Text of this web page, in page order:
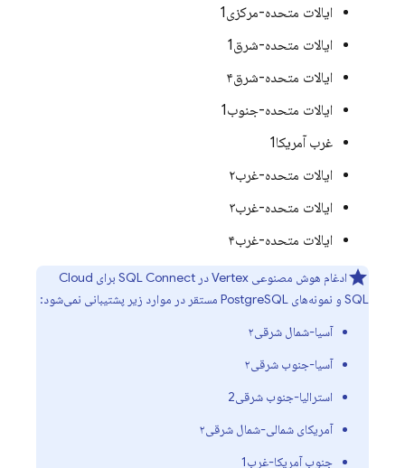
ایالات متحده-مرکزی1
ایالات متحده-شرق1
ایالات متحده-شرق۴
ایالات متحده-جنوب1
غرب آمریکا1
ایالات متحده-غرب۲
ایالات متحده-غرب۳
ایالات متحده-غرب۴
ادغام هوش مصنوعی Vertex در SQL Connect برای Cloud
SQL و نمونه‌های PostgreSQL مستقر در موارد زیر پشتیبانی نمی‌شود:
آسیا-شمال شرقی۲
آسیا-جنوب شرقی۲
استرالیا-جنوب شرقی2
آمریکای شمالی-شمال شرقی۲
جنوب آمریکا-غرب1